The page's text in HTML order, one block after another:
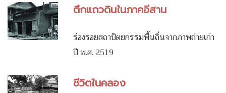
ตึกแถวดินในภาคอีสาน
ร่องรอยสถาปัตยกรรมพื้นถิ่นจากภาพถ่ายเก่า
ปี พ.ศ. 2519
ชีวิตในคลอง